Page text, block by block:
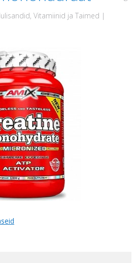
Vitamiinid ja Taimed |